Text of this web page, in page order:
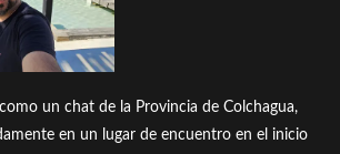
un chat de la Provincia de Colchagua,
en un lugar de encuentro en el inicio